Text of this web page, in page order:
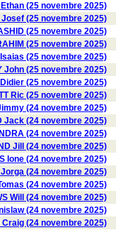
Ethan (25 novembre 2025)
Josef (25 novembre 2025)
(25 novembre 2025)
(25 novembre 2025)
(25 novembre 2025)
John (25 novembre 2025)
(25 novembre 2025)
Ric (25 novembre 2025)
(24 novembre 2025)
Jack (24 novembre 2025)
(24 novembre 2025)
Jill (24 novembre 2025)
Ione (24 novembre 2025)
Jorga (24 novembre 2025)
(24 novembre 2025)
Will (24 novembre 2025)
(24 novembre 2025)
Craig (24 novembre 2025)